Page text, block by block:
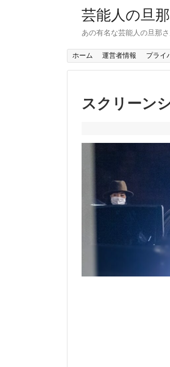
芸能人の旦
あの有名な芸能人の旦那
ホーム 運営者情報 プライ
スクリーン